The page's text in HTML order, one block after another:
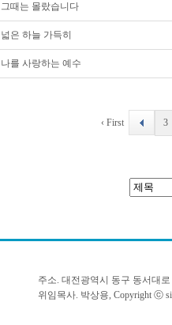
그때는 몰랐습니다
넓은 하늘 가득히
나를 사랑하는 예수
‹ First 3
주소. 대전광역시 동구 동서대로
위임목사. 박상용, Copyright ⓒ